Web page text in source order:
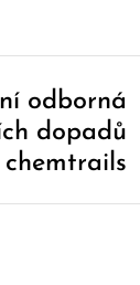
se
odborná
dopadů